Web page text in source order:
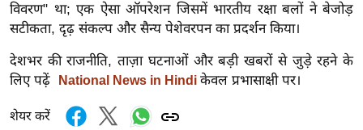
टो
व
र्ल्ड
न्यू
ब्री
विवरण" था; एक ऐसा ऑपरेशन जिसमें भारतीय रक्षा बलों ने बेजोड़
सटीकता, दृढ़ संकल्प और सैन्य पेशेवरपन का प्रदर्शन किया।
देशभर की राजनीति, ताज़ा घटनाओं और बड़ी खबरों से जुड़े रहने के
लिए पढ़ें
National News in Hindi केवल प्रभासाक्षी पर।
शेयर करें